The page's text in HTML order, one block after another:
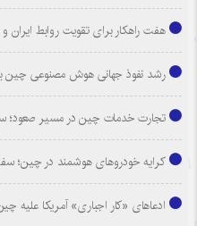
هفت راهکار برای تقویت روابط ایران و
رشد نفوذ جهانی هوش مصنوعی چین
تجارت خدمات چین در مسیر صعود؛
کرایه خودروهای هوشمند در چین؛
ادعاهای «کار اجباری» آمریکا علیه